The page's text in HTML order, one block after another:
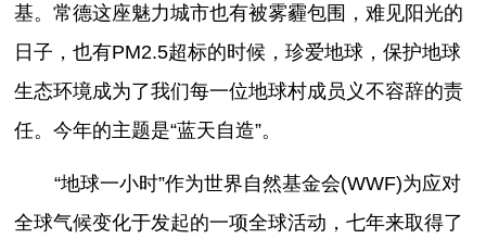
基。常德这座魅力城市也有被雾霾包围，难见阳光的
日子，也有PM2.5超标的时候，珍爱地球，保护地球
生态环境成为了我们每一位地球村成员义不容辞的责
任。今年的主题是“蓝天自造”。
“地球一小时”作为世界自然基金会(WWF)为应对
全球气候变化于发起的一项全球活动，七年来取得了